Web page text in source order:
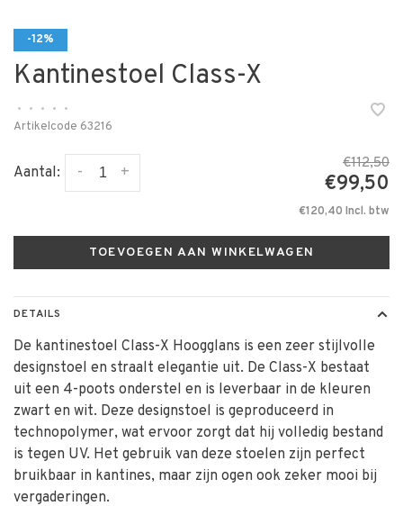
-12%
Kantinestoel Class-X
• • • •
•
Artikelcode 63216
Aantal: +
-
€112,50
€99,50
€120,40 Incl. btw
TOEVOEGEN AAN WINKELWAGEN
DETAILS
De kantinestoel Class-X Hoogglans is een zeer stijlvolle
designstoel en straalt elegantie uit. De Class-X bestaat
uit een 4-poots onderstel en is leverbaar in de kleuren
zwart en wit. Deze designstoel is geproduceerd in
technopolymer, wat ervoor zorgt dat hij volledig bestand
is tegen UV. Het gebruik van deze stoelen zijn perfect
bruikbaar in kantines, maar zijn ogen ook zeker mooi bij
vergaderingen.